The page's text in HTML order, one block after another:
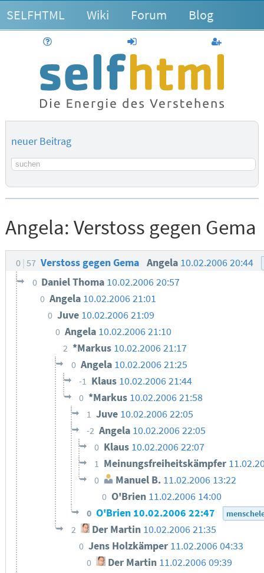
SELFHTML Wiki Forum Blog
anmelden
neuer Beitrag
Suchbegriff
Angela: Verstoss gegen Gema
0 57 Verstoss gegen Gema Angela 10.02.2006 20:44
0 Daniel Thoma 10.02.2006 20:57
0 Angela 10.02.2006 21:01
0 Juve 10.02.2006 21:09
0 Angela 10.02.2006 21:10
2 *Markus 10.02.2006 21:17
0 Angela 10.02.2006 21:25
-1 Klaus 10.02.2006 21:44
0 *Markus 10.02.2006 21:58
1 Juve 10.02.2006 22:05
-2 Angela 10.02.2006 22:05
0 Klaus 10.02.2006 22:07
1 Meinungsfreiheitskämpfer
0 Manuel B. 11.02.2006 13:22
0 O'Brien 11.02.2006 14:00
0 O'Brien 10.02.2006 22:47
2 Der Martin 10.02.2006 21:35
0 Jens Holzkämper 11.02.2006 04:33
0 Der Martin 11.02.2006 09:39